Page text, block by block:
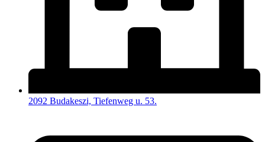
2092 Budakeszi, Tiefenweg u. 53.